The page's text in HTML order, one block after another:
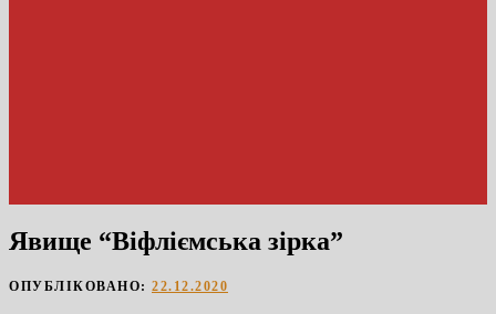
Явище “Віфліємська зірка”
ОПУБЛІКОВАНО: 22.12.2020